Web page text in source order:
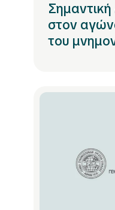
Σημαντική
στον
του